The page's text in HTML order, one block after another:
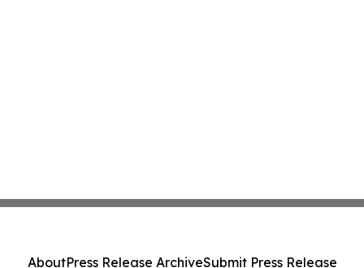
AboutPress Release ArchiveSubmit Press Release